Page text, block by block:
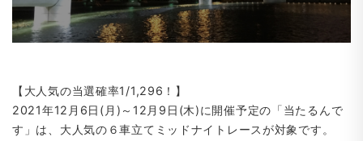
【大人気の当選確率1/1,296！】
2021年12月6日(月)～12月9日(木)に開催予定の「当たるんで
す」は、大人気の６車立てミッドナイトレースが対象です。